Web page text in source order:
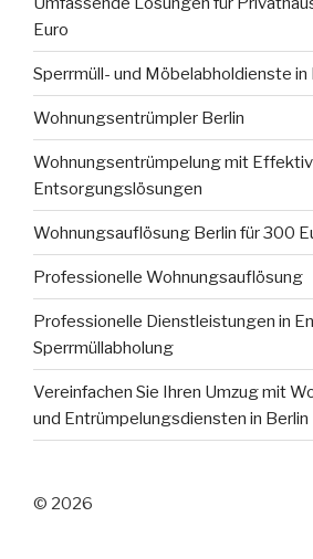
Euro
Sperrmüll- und Möbelabholdienste in
Wohnungsentrümpler Berlin
Wohnungsentrümpelung mit
Entsorgungslösungen
Wohnungsauflösung Berlin für 300
Professionelle Wohnungsauflösung
Professionelle Dienstleistungen in
Sperrmüllabholung
Vereinfachen Sie Ihren Umzug mit
und Entrümpelungsdiensten in Berlin
© 2026